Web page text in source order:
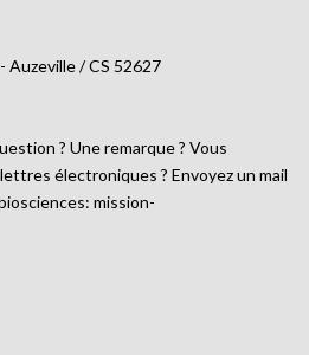
Auzeville / CS 52627
? Une remarque ? Vous
électroniques ? Envoyez un mail
mission-